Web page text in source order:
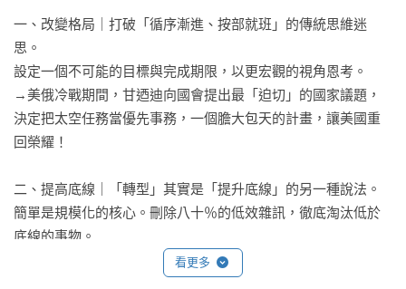
一、改變格局｜打破「循序漸進、按部就班」的傳統思維迷
思。
設定一個不可能的目標與完成期限，以更宏觀的視角恩考。
→美俄冷戰期間，甘迺迪向國會提出最「迫切」的國家議題，
決定把太空任務當優先事務，一個膽大包天的計畫，讓美國重
回榮耀！
二、提高底線｜「轉型」其實是「提升底線」的另一種說法。
簡單是規模化的核心。刪除八十％的低效雜訊，徹底淘汰低於
底線的事物。
→「胖虎」席安‧威廉森就是健康管理底線太低，才會表現暴
看更多